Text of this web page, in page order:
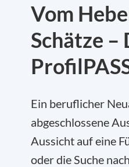
Vom
Schätze –
Ein beruflicher
abgeschlossene
Aussicht auf eine
oder die Suche